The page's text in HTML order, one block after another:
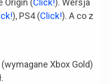
Origin (Click!). Wersja
), PS4 (Click!). A co z
(wymagane Xbox Gold)